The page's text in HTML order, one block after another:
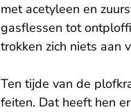
met acetyleen en
gasflessen tot
trokken zich niets aan
Ten tijde van de
feiten. Dat heeft hen